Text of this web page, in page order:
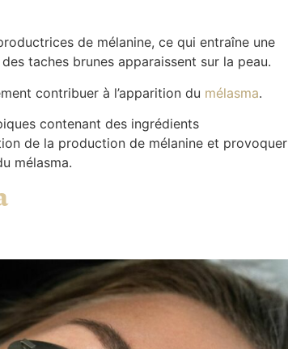
de mélanine, ce qui entraîne une
taches brunes apparaissent sur la peau.
contribuer à l’apparition du mélasma.
contenant des ingrédients
de la production de mélanine et provoquer
mélasma.